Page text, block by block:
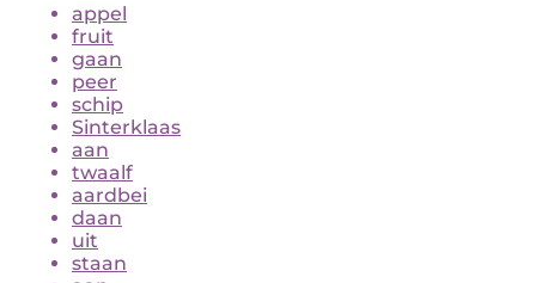
appel
fruit
gaan
peer
schip
Sinterklaas
aan
twaalf
aardbei
daan
uit
staan